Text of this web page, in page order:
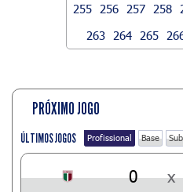
255
256 257 258
263
264 265
PRÓXIMO JOGO
ÚLTIMOS JOGOS Profissional Base
0 x